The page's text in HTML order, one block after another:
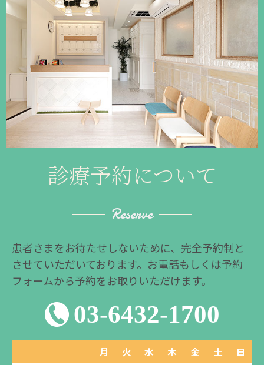
診療予約について
Reserve
患者さまをお待たせしないために、完全予約制と
させていただいております。お電話もしくは予約
フォームから予約をお取りいただけます。
03-6432-1700
月 火 水 木 金 土
日